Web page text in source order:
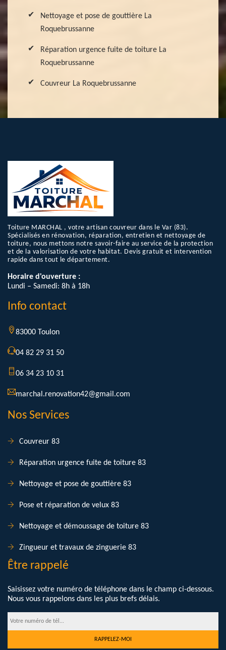
Nettoyage et pose de gouttière La
Roquebrussanne
Réparation urgence fuite de toiture La
Roquebrussanne
Couvreur La Roquebrussanne
Toiture MARCHAL , votre artisan couvreur dans le Var (83).
Spécialisés en rénovation, réparation, entretien et nettoyage de
toiture, nous mettons notre savoir-faire au service de la protection
et de la valorisation de votre habitat. Devis gratuit et intervention
rapide dans tout le département.
Horaire d'ouverture :
Lundi – Samedi: 8h à 18h
Info contact
83000 Toulon
04 82 29 31 50
06 34 23 10 31
marchal.renovation42@gmail.com
Nos Services
Couvreur 83
Réparation urgence fuite de toiture 83
Nettoyage et pose de gouttière 83
Pose et réparation de velux 83
Nettoyage et démoussage de toiture 83
Zingueur et travaux de zinguerie 83
Être rappelé
Saisissez votre numéro de téléphone dans le champ ci-dessous.
Nous vous rappelons dans les plus brefs délais.